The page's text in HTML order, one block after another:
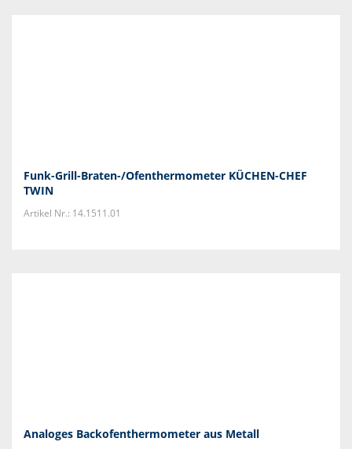
Funk-Grill-Braten-/Ofenthermometer KÜCHEN-CHEF
TWIN
Artikel Nr.: 14.1511.01
Analoges Backofenthermometer aus Metall